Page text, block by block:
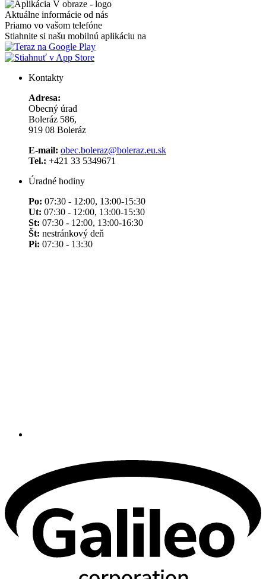
Aktuálne informácie od nás
Priamo vo vašom telefóne
Stiahnite si našu mobilnú aplikáciu na
Kontakty
Adresa:
Obecný úrad
Boleráz 586,
919 08 Boleráz
E-mail: obec.boleraz@boleraz.eu.sk
Tel.: +421 33 5349671
Úradné hodiny
Po: 07:30 - 12:00, 13:00-15:30
Ut: 07:30 - 12:00, 13:00-15:30
St: 07:30 - 12:00, 13:00-16:30
Št: nestránkový deň
Pi: 07:30 - 13:30